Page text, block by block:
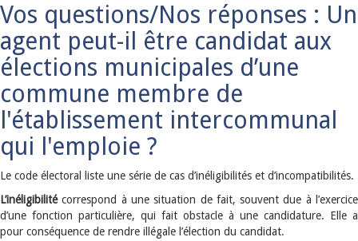
Vos questions/Nos réponses : Un
agent peut-il être candidat aux
élections municipales d’une
commune membre de
l'établissement intercommunal
qui l'emploie ?
Le code électoral liste une série de cas d’inéligibilités et d’incompatibilités.
L’inéligibilitécorrespond à une situation de fait, souvent due à l’exercice
d’une fonction particulière, qui fait obstacle à une candidature. Elle a
pour conséquence de rendre illégale l’élection du candidat.